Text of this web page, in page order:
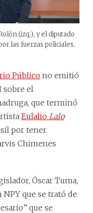
(izq.), y el diputado
las fuerzas policiales.
Público no emitió
sobre el
que terminó
Eulalio Lalo
por tener
Chimenes
Óscar Tuma,
que se trató de
que se